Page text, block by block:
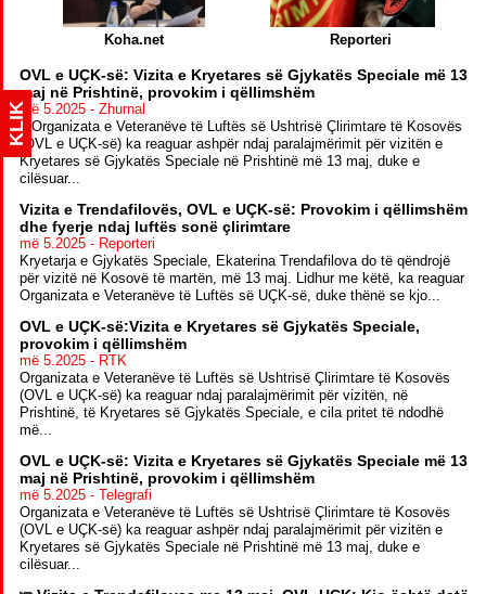
Koha.net Reporteri
OVL e UÇK-së: Vizita e Kryetares së Gjykatës Speciale më 13
maj në Prishtinë, provokim i qëllimshëm
më 5.2025 - Zhurnal
5 Organizata e Veteranëve të Luftës së Ushtrisë Çlirimtare të Kosovës
(OVL e UÇK-së) ka reaguar ashpër ndaj paralajmërimit për vizitën e
Kryetares së Gjykatës Speciale në Prishtinë më 13 maj, duke e
cilësuar...
Vizita e Trendafilovës, OVL e UÇK-së: Provokim i qëllimshëm
dhe fyerje ndaj luftës sonë çlirimtare
më 5.2025 - Reporteri
Kryetarja e Gjykatës Speciale, Ekaterina Trendafilova do të qëndrojë
për vizitë në Kosovë të martën, më 13 maj. Lidhur me këtë, ka reaguar
Organizata e Veteranëve të Luftës së UÇK-së, duke thënë se kjo...
OVL e UÇK-së:Vizita e Kryetares së Gjykatës Speciale,
provokim i qëllimshëm
më 5.2025 - RTK
Organizata e Veteranëve të Luftës së Ushtrisë Çlirimtare të Kosovës
(OVL e UÇK-së) ka reaguar ndaj paralajmërimit për vizitën, në
Prishtinë, të Kryetares së Gjykatës Speciale, e cila pritet të ndodhë
më...
OVL e UÇK-së: Vizita e Kryetares së Gjykatës Speciale më 13
maj në Prishtinë, provokim i qëllimshëm
më 5.2025 - Telegrafi
Organizata e Veteranëve të Luftës së Ushtrisë Çlirimtare të Kosovës
(OVL e UÇK-së) ka reaguar ashpër ndaj paralajmërimit për vizitën e
Kryetares së Gjykatës Speciale në Prishtinë më 13 maj, duke e
cilësuar...
KLIK